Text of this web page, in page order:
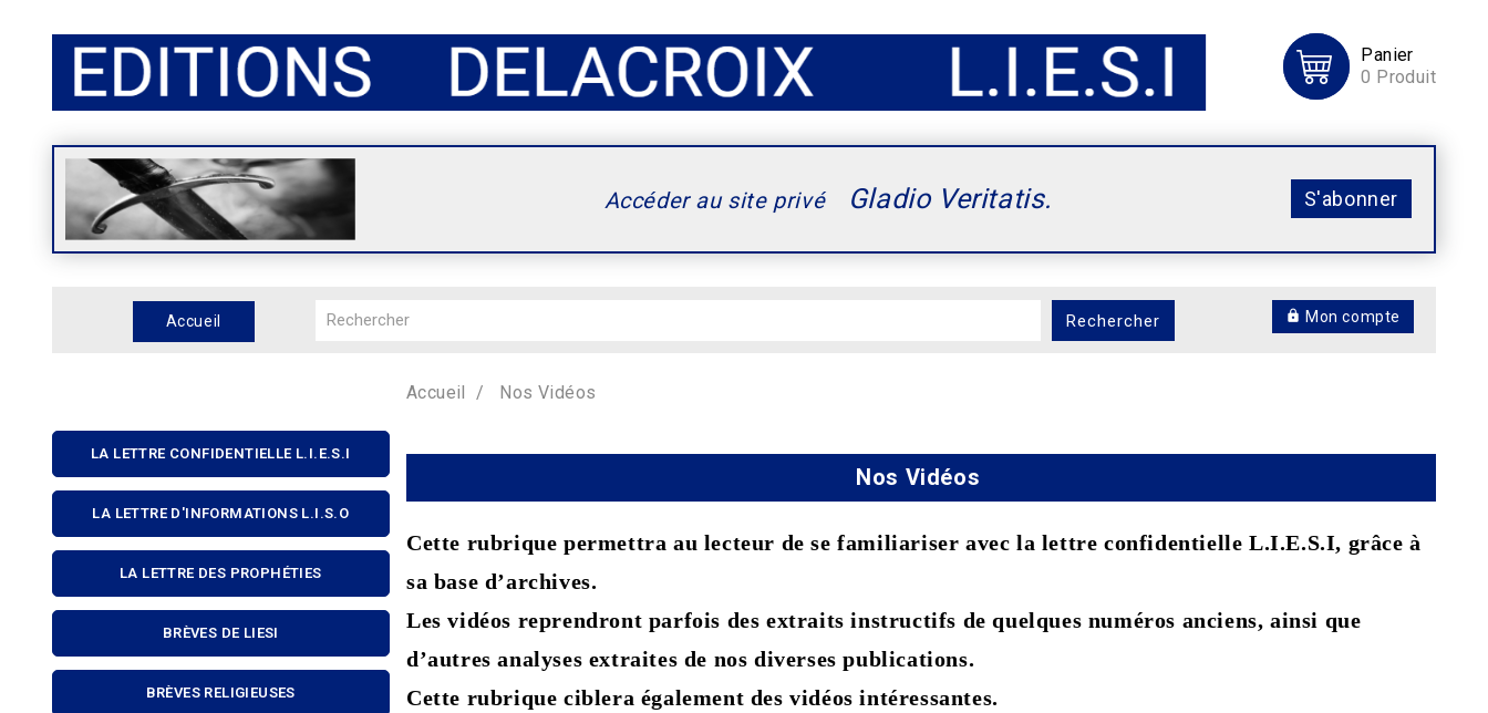
Panier
0 Produit
Accéder au site privé Gladio Veritatis. S'abonner
Accueil Rechercher Mon compte
LA LETTRE CONFIDENTIELLE L.I.E.S.I
LA LETTRE D'INFORMATIONS L.I.S.O
LA LETTRE DES PROPHÉTIES
BRÈVES DE LIESI
BRÈVES RELIGIEUSES
Accueil Nos Vidéos
Nos Vidéos
Cette rubrique permettra au lecteur de se familiariser avec la lettre confidentielle L.I.E.S.I, grâce à
sa base d’archives.
Les vidéos reprendront parfois des extraits instructifs de quelques numéros anciens, ainsi que
d’autres analyses extraites de nos diverses publications.
Cette rubrique ciblera également des vidéos intéressantes.